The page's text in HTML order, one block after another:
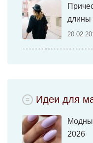
длины
Идеи для
2026